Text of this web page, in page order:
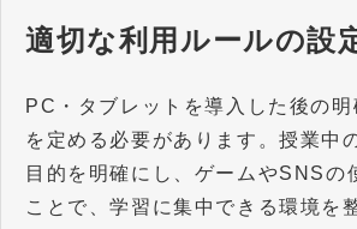
適切な利用ルールの設
PC・タブレットを導入した後の
を定める必要があります。授業中
目的を明確にし、ゲームやSNSの
ことで、学習に集中できる環境を